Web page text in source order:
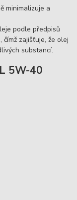
minimalizuje a
podle předpisů
zajišťuje, že olej
substancí.
5W-40